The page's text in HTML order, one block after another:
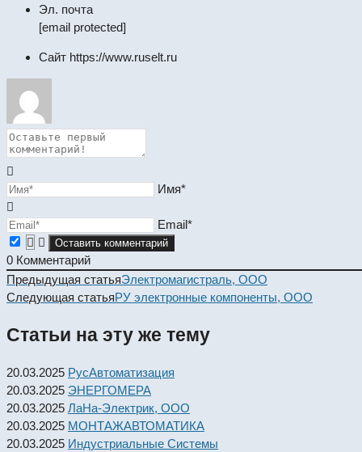
Эл. почта
[email protected]
Сайт https://www.ruselt.ru
Имя*
Email*
0 Комментарий
Read
more
Предыдущая статьяЭлектромагистраль, ООО
Следующая статьяРУ электронные компоненты, ООО
Статьи на эту же тему
20.03.2025 РусАвтоматизация
20.03.2025 ЭНЕРГОМЕРА
20.03.2025 ЛаНа-Электрик, ООО
20.03.2025 МОНТАЖАВТОМАТИКА
20.03.2025 Индустриальные Системы